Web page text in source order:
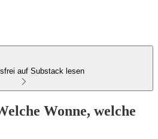
auf Substack lesen
Wonne, welche